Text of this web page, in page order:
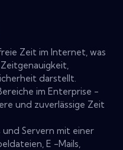
Zeit im Internet, was
darstellt.
im Enterprise -
und zuverlässige Zeit
Servern mit einer
E -Mails,